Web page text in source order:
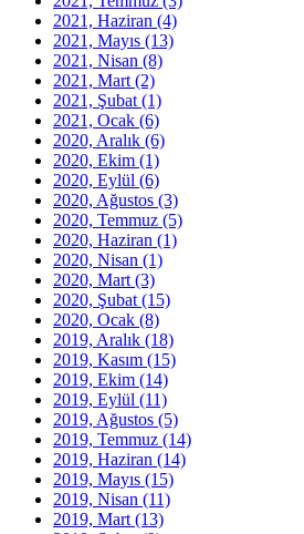
2021, Haziran (4)
2021, Mayıs (13)
2021, Nisan (8)
2021, Mart (2)
2021, Şubat (1)
2021, Ocak (6)
2020, Aralık (6)
2020, Ekim (1)
2020, Eylül (6)
2020, Ağustos (3)
2020, Temmuz (5)
2020, Haziran (1)
2020, Nisan (1)
2020, Mart (3)
2020, Şubat (15)
2020, Ocak (8)
2019, Aralık (18)
2019, Kasım (15)
2019, Ekim (14)
2019, Eylül (11)
2019, Ağustos (5)
2019, Temmuz (14)
2019, Haziran (14)
2019, Mayıs (15)
2019, Nisan (11)
2019, Mart (13)